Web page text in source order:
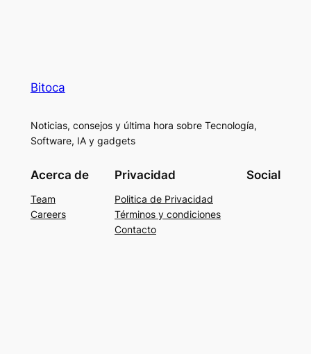
Bitoca
Noticias, consejos y última hora sobre Tecnología,
Software, IA y gadgets
Acerca de
Team
Careers
Privacidad
Politica de Privacidad
Términos y condiciones
Contacto
Social